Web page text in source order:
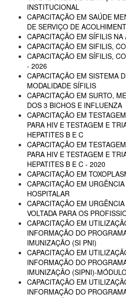
INSTITUCIONAL
CAPACITAÇÃO EM SAÚDE
DE SERVIÇO DE
CAPACITAÇÃO EM SÍFILIS
CAPACITAÇÃO EM SIFILIS,
CAPACITAÇÃO EM SÍFILIS,
- 2026
CAPACITAÇÃO EM SISTEMA
MODALIDADE SÍFILIS
CAPACITAÇÃO EM SURTO,
DOS 3 BICHOS E INFLUENZA
CAPACITAÇÃO EM
PARA HIV E TESTAGEM E
HEPATITES B E C
CAPACITAÇÃO EM
PARA HIV E TESTAGEM E
HEPATITES B E C - 2020
CAPACITAÇÃO EM
CAPACITAÇÃO EM
HOSPITALAR
CAPACITAÇÃO EM
VOLTADA PARA OS
CAPACITAÇÃO EM
INFORMAÇÃO DO
IMUNIZAÇÃO (SI PNI)
CAPACITAÇÃO EM
INFORMAÇÃO DO
IMUNIZAÇÃO (SIPNI)-
CAPACITAÇÃO EM
INFORMAÇÃO DO